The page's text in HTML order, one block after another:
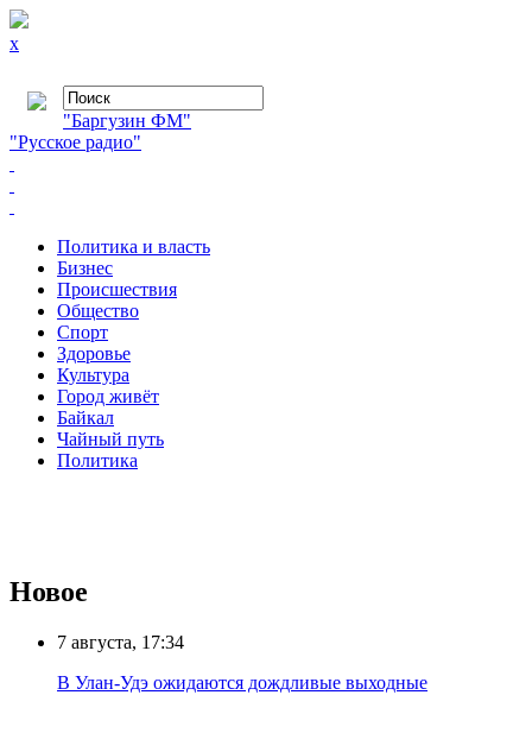
x
"Баргузин ФМ"
"Русское радио"
Политика и власть
Бизнес
Происшествия
Общество
Cпорт
Здоровье
Культура
Город живёт
Байкал
Чайный путь
Политика
Новое
7 августа, 17:34
В Улан-Удэ ожидаются дождливые выходные